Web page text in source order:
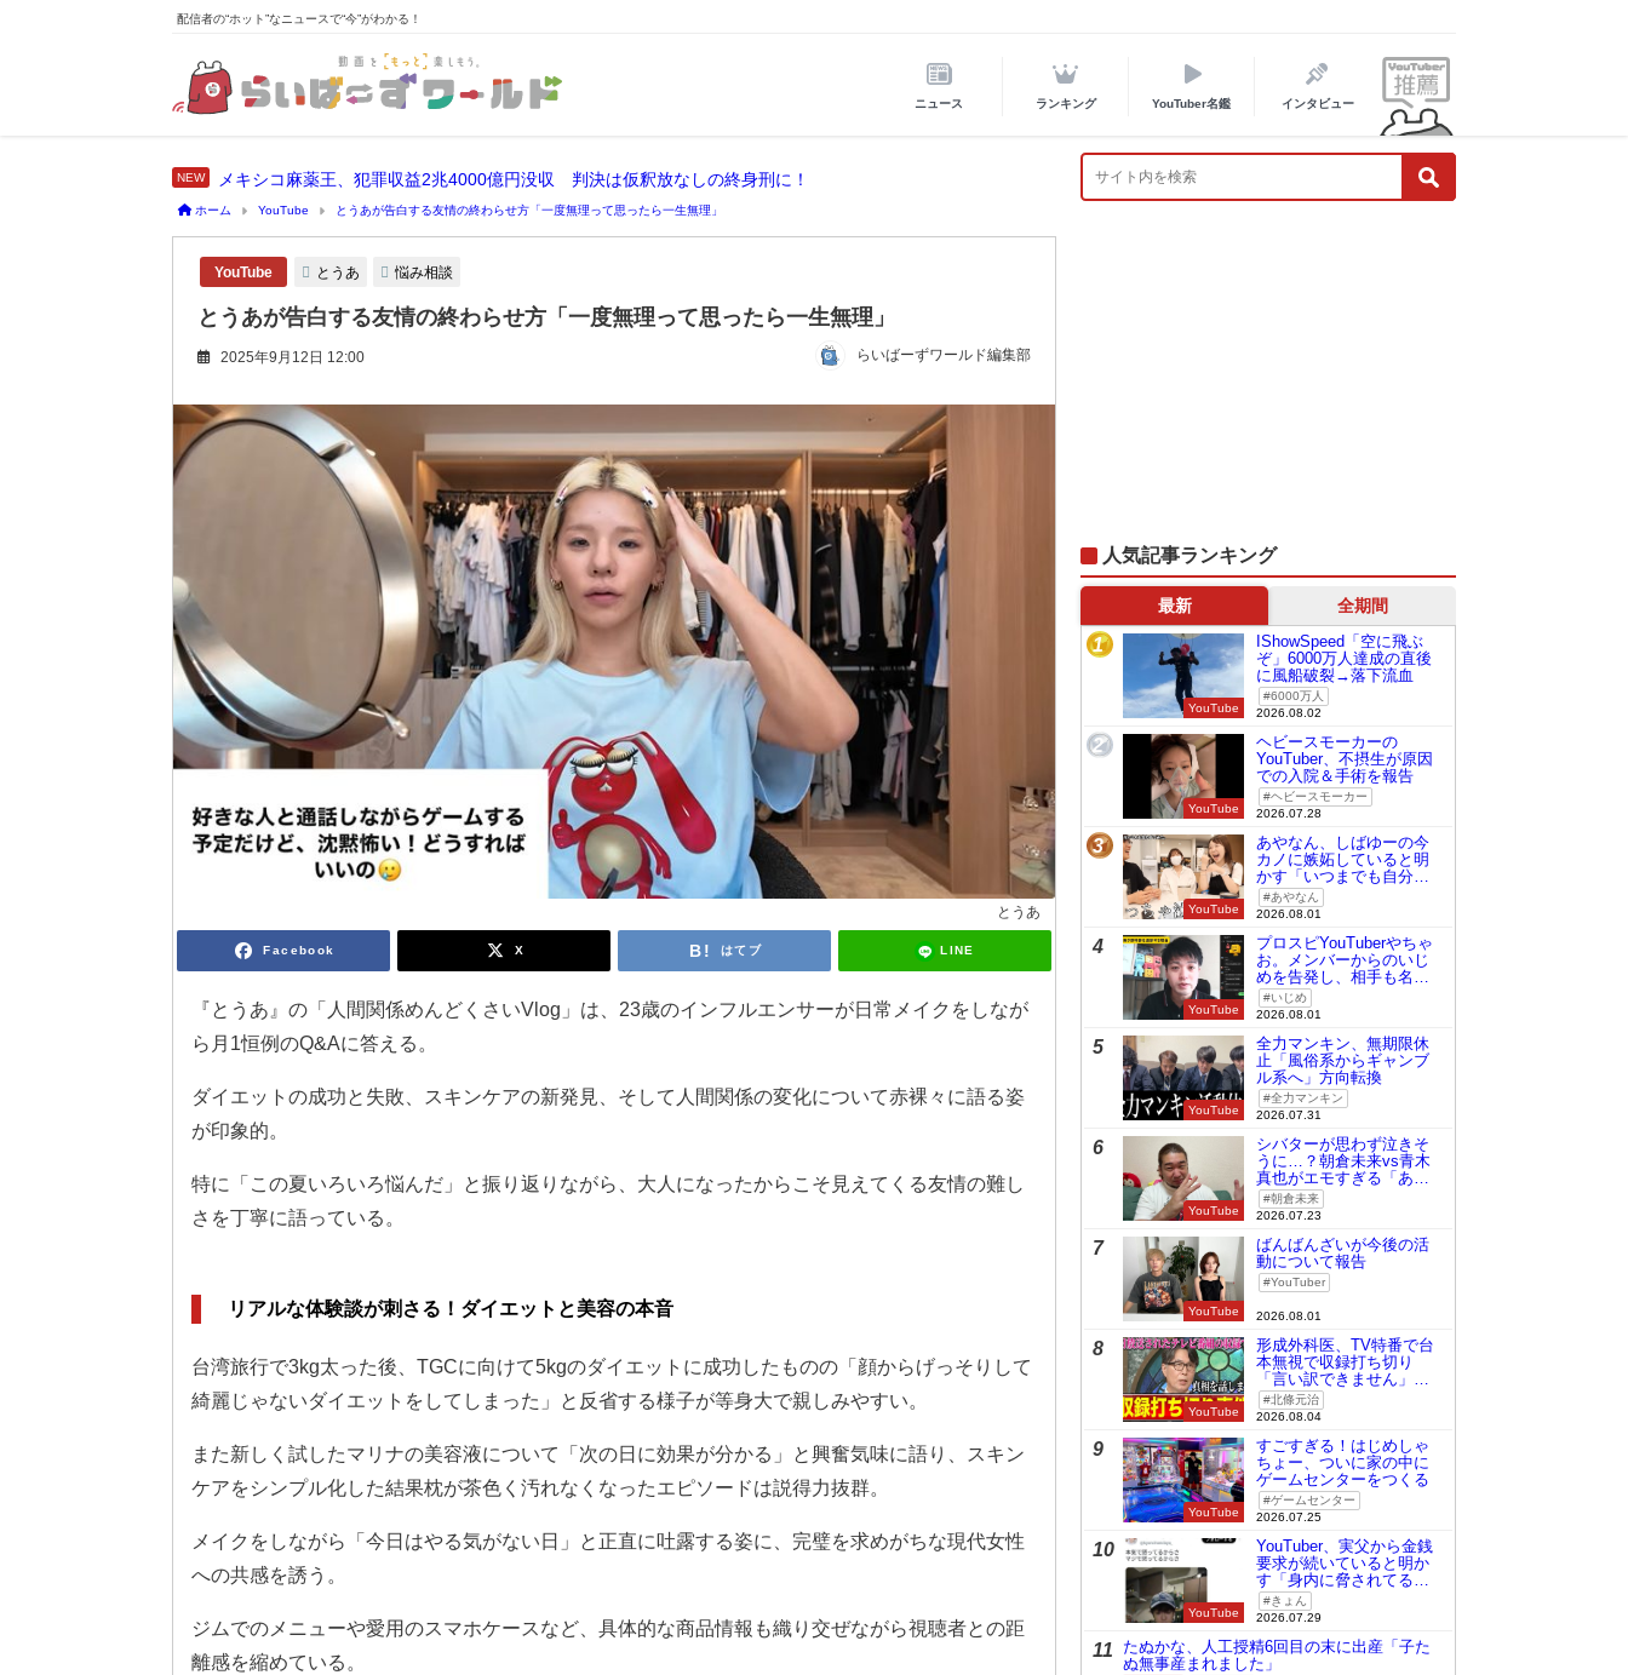
配信者の“ホット”なニュースで“今”がわかる！
ニュース ランキング YouTuber名鑑 インタビュー
メキシコ麻薬王、犯罪収益2兆4000億円没収 判決は仮釈放なしの終身刑に！
ホーム YouTube とうあが告白する友情の終わらせ方「一度無理って思ったら一生無理」
YouTube とうあ 悩み相談
とうあが告白する友情の終わらせ方「一度無理って思ったら一生無理」
2025年9月12日 12:00 らいばーずワールド編集部
とうあ
Facebook X はてブ LINE
『とうあ』の「人間関係めんどくさいVlog」は、23歳のインフルエンサーが日常メイクをしなが
ら月1恒例のQ&Aに答える。
ダイエットの成功と失敗、スキンケアの新発見、そして人間関係の変化について赤裸々に語る姿
が印象的。
特に「この夏いろいろ悩んだ」と振り返りながら、大人になったからこそ見えてくる友情の難し
さを丁寧に語っている。
リアルな体験談が刺さる！ダイエットと美容の本音
台湾旅行で3kg太った後、TGCに向けて5kgのダイエットに成功したものの「顔からげっそりして
綺麗じゃないダイエットをしてしまった」と反省する様子が等身大で親しみやすい。
また新しく試したマリナの美容液について「次の日に効果が分かる」と興奮気味に語り、スキン
ケアをシンプル化した結果枕が茶色く汚れなくなったエピソードは説得力抜群。
メイクをしながら「今日はやる気がない日」と正直に吐露する姿に、完璧を求めがちな現代女性
への共感を誘う。
ジムでのメニューや愛用のスマホケースなど、具体的な商品情報も織り交ぜながら視聴者との距
離感を縮めている。
人気記事ランキング
最新 全期間
1
YouTube
IShowSpeed「空に飛ぶ
ぞ」6000万人達成の直後
に風船破裂→落下流血
6000万人
2026.08.02
2
YouTube
ヘビースモーカーの
YouTuber、不摂生が原因
での入院＆手術を報告
ヘビースモーカー
2026.07.28
3
YouTube
あやなん、しばゆーの今
カノに嫉妬していると明
かす「いつまでも自分の
ものみたいに…」
あやなん
2026.08.01
4
YouTube
プロスピYouTuberやちゃ
お。メンバーからのいじ
めを告発し、相手も名指
しで批判
いじめ
2026.08.01
5
YouTube
全力マンキン、無期限休
止「風俗系からギャンブ
ル系へ」方向転換
全力マンキン
2026.07.31
6
YouTube
シバターが思わず泣きそ
うに…？朝倉未来vs青木
真也がエモすぎる「あの
時の桜庭和志は今の青木
真也」
朝倉未来
2026.07.23
7
YouTube
ばんばんざいが今後の活
動について報告
YouTuber
2026.08.01
8
YouTube
形成外科医、TV特番で台
本無視で収録打ち切り
「言い訳できません」と
謝罪北條元治
2026.08.04
9
YouTube
すごすぎる！はじめしゃ
ちょー、ついに家の中に
ゲームセンターをつくる
ゲームセンター
2026.07.25
10
YouTube
YouTuber、実父から金銭
要求が続いていると明か
す「身内に脅されてる
の」きょん
2026.07.29
11
たぬかな、人工授精6回目の末に出産「子た
ぬ無事産まれました」